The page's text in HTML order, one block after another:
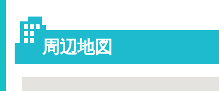
周辺地図